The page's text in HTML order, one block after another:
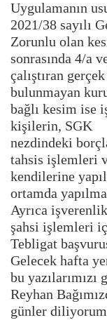
Uygulamanın
2021/38 sayılı
Zorunlu olan
sonrasında 4/a
çalıştıran
bulunmayan
bağlı kesim ise
kişilerin, SGK
nezdindeki
tahsis işlemleri
kendilerine
ortamda
Ayrıca
şahsi işlemleri
Tebligat
Gelecek hafta
bu
Reyhan
günler